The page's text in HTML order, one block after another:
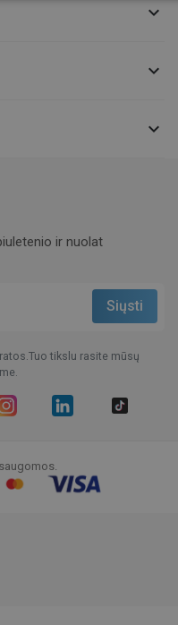



ir nuolat
tikslu rasite mūsų